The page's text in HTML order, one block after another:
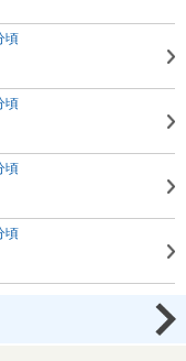
頃
頃
頃
頃